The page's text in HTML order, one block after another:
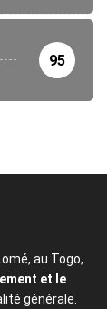
95
au Togo,
et le
générale.